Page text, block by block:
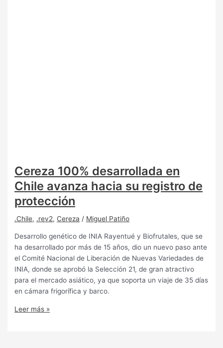
Cereza 100% desarrollada en
Chile avanza hacia su registro de
protección
.Chile, .rev2, Cereza / Miguel Patiño
Desarrollo genético de INIA Rayentué y Biofrutales, que se
ha desarrollado por más de 15 años, dio un nuevo paso ante
el Comité Nacional de Liberación de Nuevas Variedades de
INIA, donde se aprobó la Selección 21, de gran atractivo
para el mercado asiático, ya que soporta un viaje de 35 días
en cámara frigorífica y barco.
Leer más »